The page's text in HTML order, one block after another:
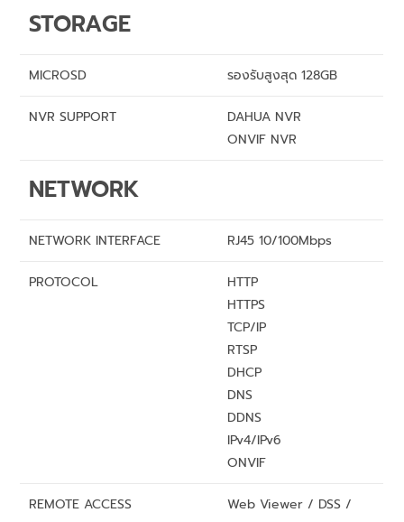
STORAGE
MICROSD รองรับสูงสุด 128GB
NVR SUPPORT
DAHUA NVR
ONVIF NVR
NETWORK
NETWORK INTERFACE RJ45 10/100Mbps
PROTOCOL
HTTP
HTTPS
TCP/IP
RTSP
DHCP
DNS
DDNS
IPv4/IPv6
ONVIF
REMOTE ACCESS
Web Viewer / DSS /